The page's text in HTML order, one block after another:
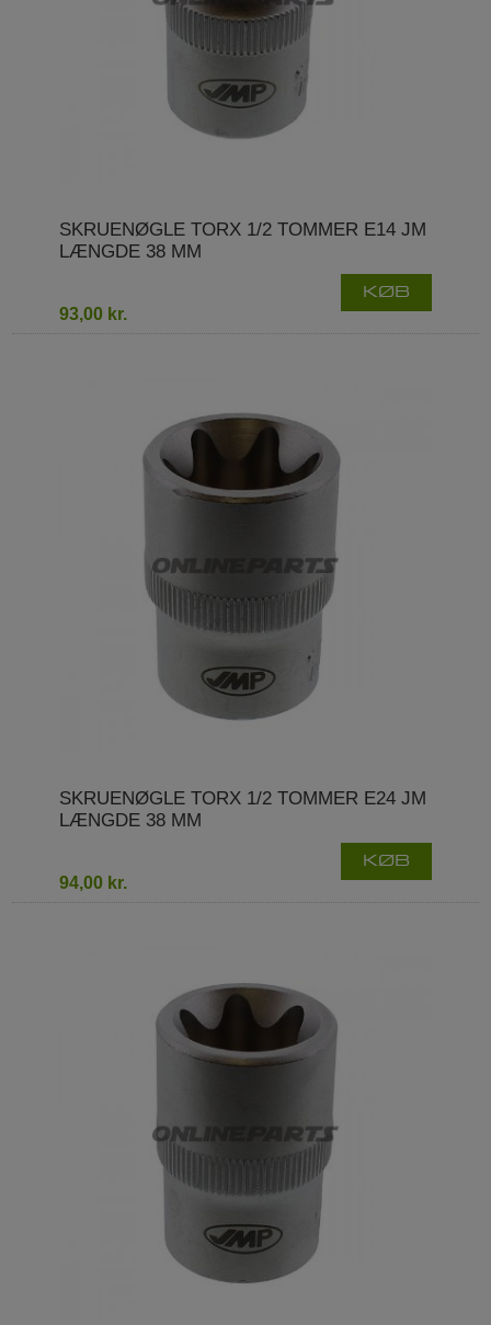
SKRUENØGLE TORX 1/2 TOMMER E14 JM
LÆNGDE 38 MM
93,00 kr.
KØB
SKRUENØGLE TORX 1/2 TOMMER E24 JM
LÆNGDE 38 MM
94,00 kr.
KØB